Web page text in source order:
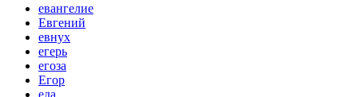
евангелие
Евгений
евнух
егерь
егоза
Егор
еда